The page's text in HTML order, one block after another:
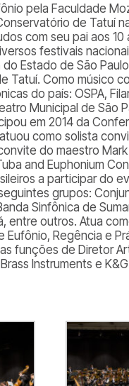
pela Faculdade
de Tatuí
com seu pai aos
festivais
do Estado de São
Tatuí. Como músico
do país: OSPA,
Municipal de São
em 2014 da
atuou como solista
do maestro
and Euphonium
a participar do
grupos:
Sinfônica de
entre outros. Atua
Eufônio, Regência e
funções de Diretor
Brass Instruments e